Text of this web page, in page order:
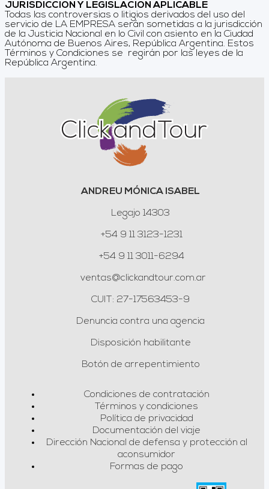
JURISDICCION Y LEGISLACION APLICABLE
Todas las controversias o litigios derivados del uso del
servicio de LA EMPRESA serán sometidas a la jurisdicción
de la Justicia Nacional en lo Civil con asiento en la Ciudad
Autónoma de Buenos Aires, República Argentina. Estos
Términos y Condiciones se regirán por las leyes de la
República Argentina.
ANDREU MÓNICA ISABEL
Legajo 14303
+54 9 11 3123-1231
+54 9 11 3011-6294
ventas@clickandtour.com.ar
CUIT: 27-17563453-9
Denuncia contra una agencia
Disposición habilitante
Botón de arrepentimiento
Condiciones de contratación
Términos y condiciones
Política de privacidad
Documentación del viaje
Dirección Nacional de defensa y protección al
aconsumidor
Formas de pago